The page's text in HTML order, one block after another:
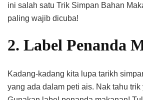
ini salah satu Trik Simpan Bahan
paling wajib dicuba!
2. Label Penanda
Kadang-kadang kita lupa tarikh
yang ada dalam peti ais. Nak tahu